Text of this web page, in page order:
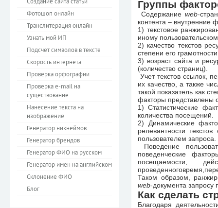
Фотошоп онлайн
Транслитерация онлайн
Узнать мой ИП
Подсчет символов в тексте
Скорость интернета
Проверка орфографии
Проверка e-mail на
существование
Нанесение текста на
изображение
Генератор никнеймов
Генератор брендов
Генератор ФИО на русском
Генератор имен на английском
Склонение ФИО
Блог
Группы
Содержание web-
контента – внутренние
1) текстовое
иному
2) качество текстов
степени его
3) возраст сайта и
(количество страниц).
Учет текстов ссылок,
их качество, а также
такой показатель как
факторы представлены
1) Статистические
количества посещений.
2) Динамические
релевантности
пользователем запроса.
Поведение
поведенческие
посещаемости,
Таком образом,
web-документа запросу
Как сделать
Благодаря